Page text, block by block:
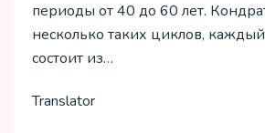
периоды от 40 до 60 лет.
несколько таких циклов,
состоит из…
Translator